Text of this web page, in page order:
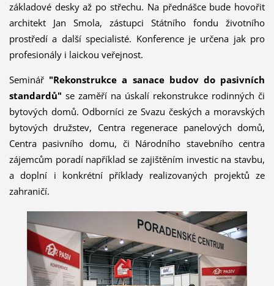
základové desky až po střechu. Na přednášce bude hovořit
architekt Jan Smola, zástupci Státního fondu životního
prostředí a další specialisté. Konference je určena jak pro
profesionály i laickou veřejnost.
Seminář "Rekonstrukce a sanace budov do pasivních
standardů" se zaměří na úskalí rekonstrukce rodinných či
bytových domů. Odborníci ze Svazu českých a moravských
bytových družstev, Centra regenerace panelových domů,
Centra pasivního domu, či Národního stavebního centra
zájemcům poradí například se zajištěním investic na stavbu,
a doplní i konkrétní příklady realizovaných projektů ze
zahraničí.